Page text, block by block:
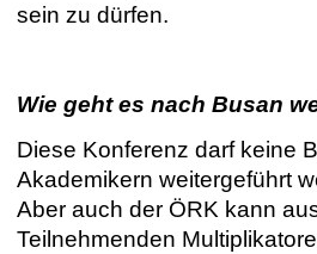
sein zu dürfen.
Wie geht es nach Busan
Diese Konferenz darf keine
Akademikern weitergeführt
Aber auch der ÖRK kann
Teilnehmenden